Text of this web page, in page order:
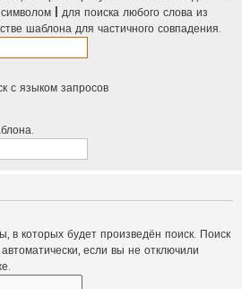
для поиска любого слова из
шаблона для частичного совпадения.
с языком запросов
которых будет произведён поиск. Поиск
если вы не отключили